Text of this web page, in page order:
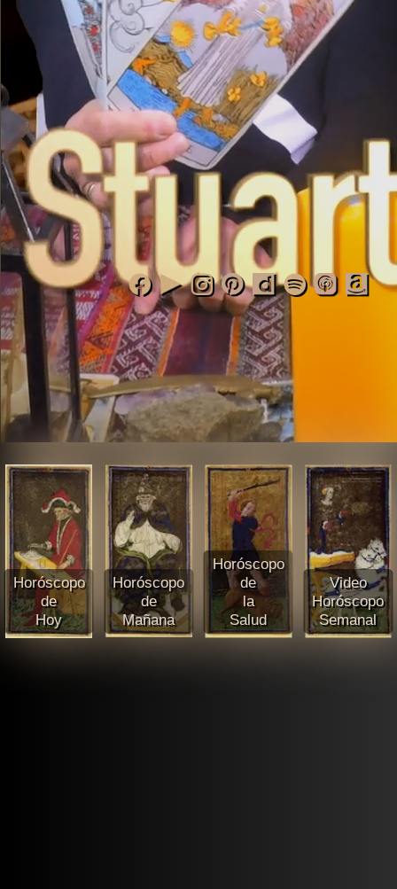
Horóscopo
de
Hoy
Horóscopo
de
Mañana
Horóscopo
de
la
Salud
Video
Horóscopo
Semanal